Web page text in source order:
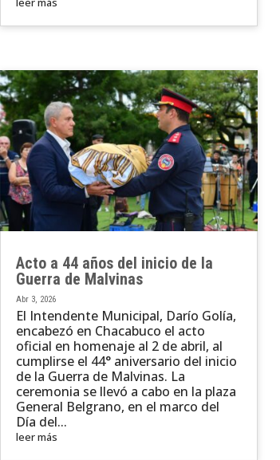
Acto a 44 años del inicio de la
Guerra de Malvinas
Abr 3, 2026
El Intendente Municipal, Darío Golía,
encabezó en Chacabuco el acto
oficial en homenaje al 2 de abril, al
cumplirse el 44° aniversario del inicio
de la Guerra de Malvinas. La
ceremonia se llevó a cabo en la plaza
General Belgrano, en el marco del
Día del...
leer más